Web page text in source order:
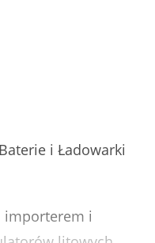
i Ładowarki
importerem i